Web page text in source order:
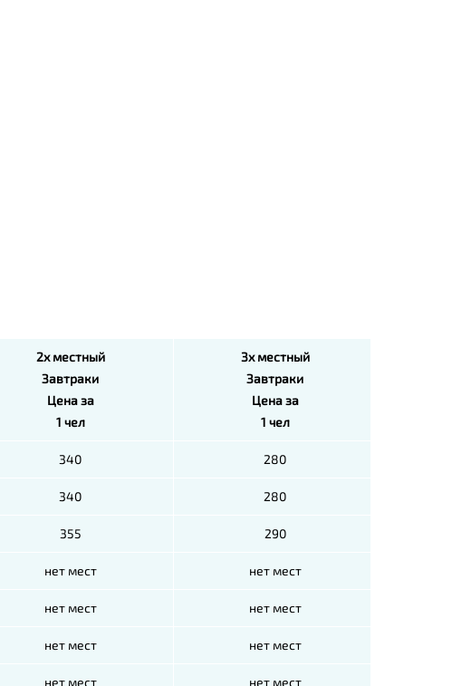
2х местный
Завтраки
Цена за
1 чел
3х местный
Завтраки
Цена за
1 чел
340 280
340 280
355 290
нет мест нет мест
нет мест нет мест
нет мест нет мест
нет мест нет мест